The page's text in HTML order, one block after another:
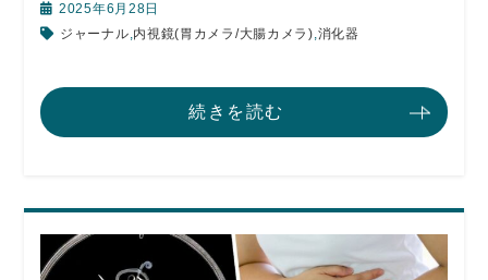
2025年6月28日
ジャーナル,内視鏡(胃カメラ/大腸カメラ),消化器
続きを読む